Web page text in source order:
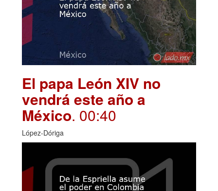
El papa León XIV no
vendrá este año a
México. 00:40
López-Dóriga